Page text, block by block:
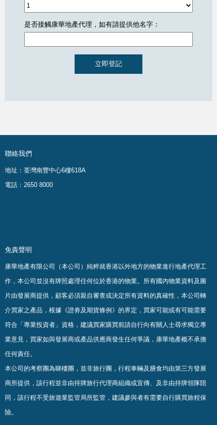
是否接觸康華地產代理，如有請提供他名字：
聯絡我們
地址：荃灣南豐中心6樓618A
電話：2650 8000
免責聲明
康華地產有限公司（本公司）純粹就香港以外地方的物業進行地產代理工
作，本公司並沒有牌照處理任何位於香港的物業。 所有國內物業資料及圖
片由發展商提供，顧客必須親自審查或決定所有資料的真確性 ， 本公司轉
介買家之產品，根據《證劵及期貨條例》的界定，買家可能或有可能需要
符合「專業投資者」資格，建議買家購買前請自行向有關人士尋求獨立專
業意見，買家如與發展商或產品供應商發生任何爭議，康華地產概不承擔
任何責任。
本公司的考察團為睇樓團，並非旅行團，行程車輛及膳食均由第三方發展
商所提供，該行程並非由持牌旅行代理商組織或宣傳、及非由持牌領隊陪
同，該行程不受旅遊業監管局所監管，建議參與者有需要自行購買旅程保
險。